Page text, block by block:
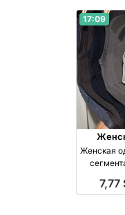
17:09
Женская
Made
7,77